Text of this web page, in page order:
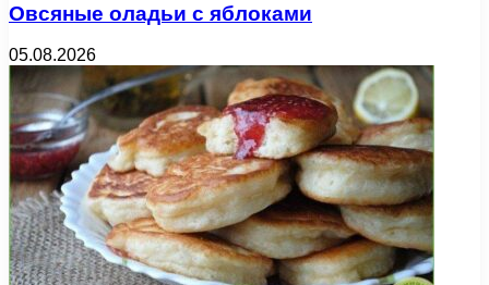
Овсяные оладьи с яблоками
05.08.2026